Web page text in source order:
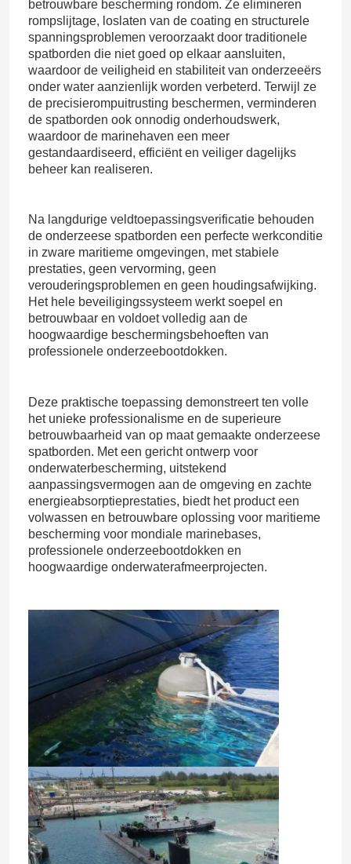
Over ons
Fabriekstocht
Kwaliteitscontrole
Dok Rubberstootkussen
Yokohama rubberstootkussen
Pneumatisch Rubberstootkussen
Kegel Rubberstootkussens
V Typestootkussen
D Type Stootkussens
Cel Rubberstootkussen
Tug Boat Fenders
Rolstootkussens
Onderzeese Stootkussens
Drijvend Schuimstootkussen
betrouwbare bescherming rondom. Ze elimineren
rompslijtage, loslaten van de coating en structurele
spanningsproblemen veroorzaakt door traditionele
spatborden die niet goed op elkaar aansluiten,
waardoor de veiligheid en stabiliteit van onderzeeërs
onder water aanzienlijk worden verbeterd. Terwijl ze
de precisierompuitrusting beschermen, verminderen
de spatborden ook onnodig onderhoudswerk,
waardoor de marinehaven een meer
gestandaardiseerd, efficiënt en veiliger dagelijks
beheer kan realiseren.
Na langdurige veldtoepassingsverificatie behouden
de onderzeese spatborden een perfecte werkconditie
in zware maritieme omgevingen, met stabiele
prestaties, geen vervorming, geen
verouderingsproblemen en geen houdingsafwijking.
Het hele beveiligingssysteem werkt soepel en
betrouwbaar en voldoet volledig aan de
hoogwaardige beschermingsbehoeften van
professionele onderzeebootdokken.
Deze praktische toepassing demonstreert ten volle
het unieke professionalisme en de superieure
betrouwbaarheid van op maat gemaakte onderzeese
spatborden. Met een gericht ontwerp voor
onderwaterbescherming, uitstekend
aanpassingsvermogen aan de omgeving en zachte
energieabsorptieprestaties, biedt het product een
volwassen en betrouwbare oplossing voor maritieme
bescherming voor mondiale marinebases,
professionele onderzeebootdokken en
hoogwaardige onderwaterafmeerprojecten.